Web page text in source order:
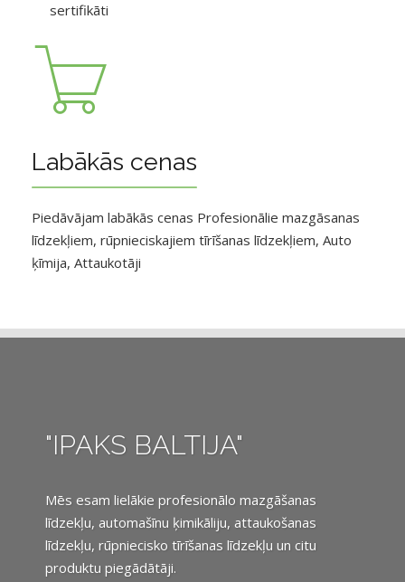
sertifikāti
Labākās cenas
Piedāvājam labākās cenas Profesionālie mazgāsanas
līdzekļiem, rūpnieciskajiem tīrīšanas līdzekļiem, Auto
ķīmija, Attaukotāji
"IPAKS BALTIJA"
Mēs esam lielākie profesionālo mazgāšanas
līdzekļu, automašīnu ķimikāliju, attaukošanas
līdzekļu, rūpniecisko tīrīšanas līdzekļu un citu
produktu piegādātāji.